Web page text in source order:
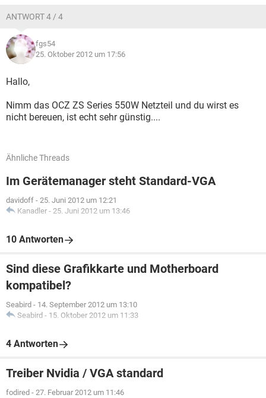
ANTWORT 4 / 4
fgs54
25. Oktober 2012 um 17:56
Hallo,
Nimm das OCZ ZS Series 550W Netzteil und du wirst es
nicht bereuen, ist echt sehr günstig....
Ähnliche Threads
Im Gerätemanager steht Standard-VGA
davidoff - 25. Juni 2012 um 12:21
Kanadler - 25. Juni 2012 um 13:46
10 Antworten
Sind diese Grafikkarte und Motherboard
kompatibel?
Seabird - 14. September 2012 um 13:10
Seabird - 15. Oktober 2012 um 11:33
4 Antworten
Treiber Nvidia / VGA standard
fodired - 27. Februar 2012 um 11:46